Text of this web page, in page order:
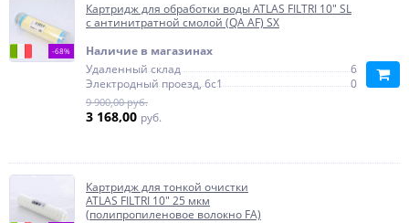
-68%
Картридж для обработки воды ATLAS FILTRI 10" SL
с антинитратной смолой (QA AF) SX
Наличие в магазинах
Удаленный склад
6
Электродный проезд, 6с1
0
9 900,00 руб.
3 168,00 руб.
Картридж для тонкой очистки
ATLAS FILTRI 10" 25 мкм
(полипропиленовое волокно FA)